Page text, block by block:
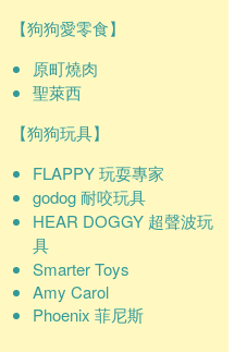
【狗狗愛零食】
原町燒肉
聖萊西
【狗狗玩具】
FLAPPY 玩耍專家
godog 耐咬玩具
HEAR DOGGY 超聲波玩
具
Smarter Toys
Amy Carol
Phoenix 菲尼斯